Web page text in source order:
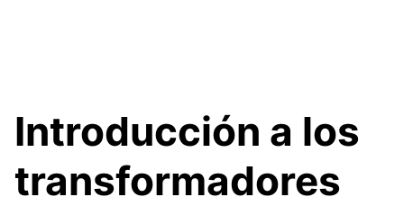
Introducción a los
transformadores